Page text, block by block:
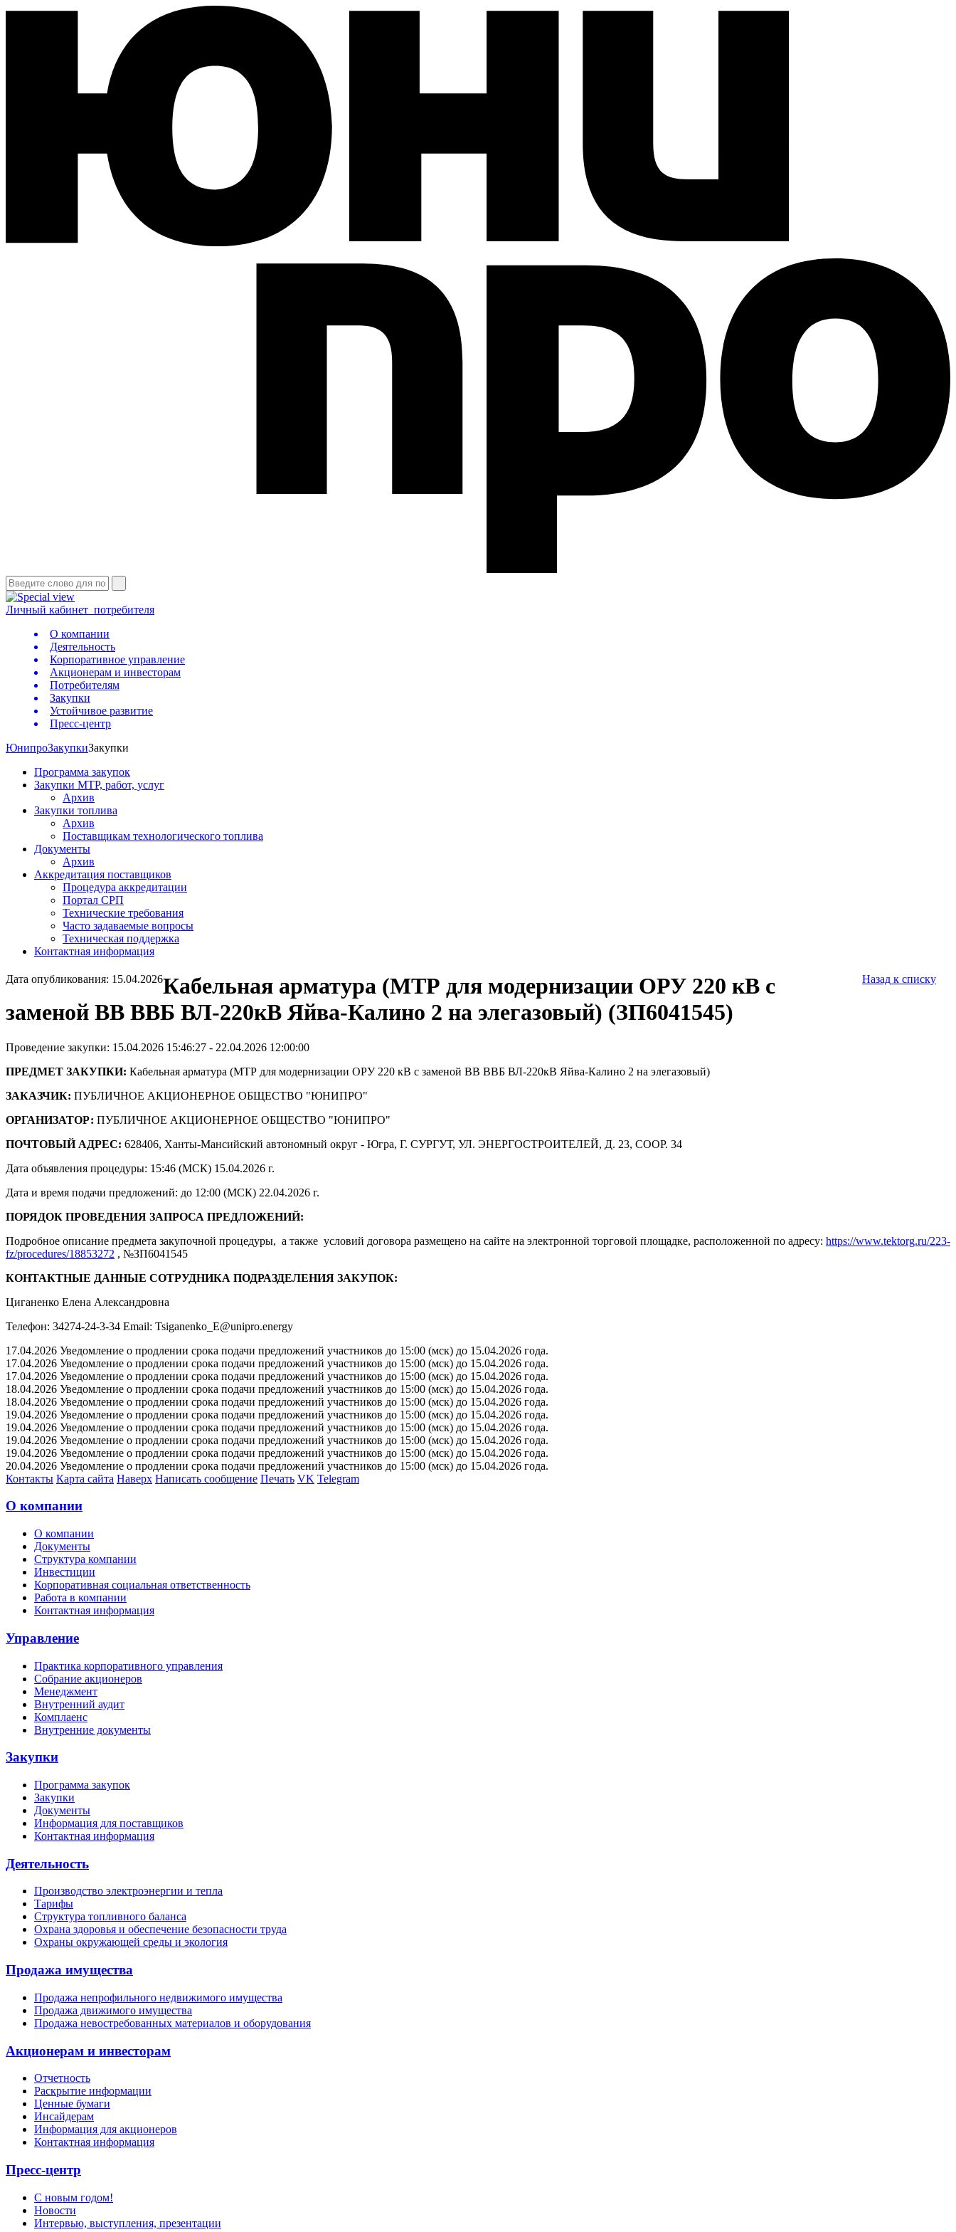
Личный кабинет потребителя
О компании
Деятельность
Корпоративное управление
Акционерам и инвесторам
Потребителям
Закупки
Устойчивое развитие
Пресс-центр
ЮнипроЗакупкиЗакупки
Программа закупок
Закупки МТР, работ, услуг
Архив
Закупки топлива
Архив
Поставщикам технологического топлива
Документы
Архив
Аккредитация поставщиков
Процедура аккредитации
Портал СРП
Технические требования
Часто задаваемые вопросы
Техническая поддержка
Контактная информация
Дата опубликования: 15.04.2026 Назад к списку
Кабельная арматура (МТР для модернизации ОРУ 220 кВ с
заменой ВВ ВВБ ВЛ-220кВ Яйва-Калино 2 на элегазовый) (ЗП6041545)
Проведение закупки: 15.04.2026 15:46:27 - 22.04.2026 12:00:00
ПРЕДМЕТ ЗАКУПКИ: Кабельная арматура (МТР для модернизации ОРУ 220 кВ с заменой ВВ ВВБ ВЛ-220кВ Яйва-Калино 2 на элегазовый)
ЗАКАЗЧИК: ПУБЛИЧНОЕ АКЦИОНЕРНОЕ ОБЩЕСТВО "ЮНИПРО"
ОРГАНИЗАТОР: ПУБЛИЧНОЕ АКЦИОНЕРНОЕ ОБЩЕСТВО "ЮНИПРО"
ПОЧТОВЫЙ АДРЕС: 628406, Ханты-Мансийский автономный округ - Югра, Г. СУРГУТ, УЛ. ЭНЕРГОСТРОИТЕЛЕЙ, Д. 23, СООР. 34
Дата объявления процедуры: 15:46 (МСК) 15.04.2026 г.
Дата и время подачи предложений: до 12:00 (МСК) 22.04.2026 г.
ПОРЯДОК ПРОВЕДЕНИЯ ЗАПРОСА ПРЕДЛОЖЕНИЙ:
Подробное описание предмета закупочной процедуры, а также условий договора размещено на сайте на электронной торговой площадке, расположенной по адресу: https://www.tektorg.ru/223-
fz/procedures/18853272 , №ЗП6041545
КОНТАКТНЫЕ ДАННЫЕ СОТРУДНИКА ПОДРАЗДЕЛЕНИЯ ЗАКУПОК:
Циганенко Елена Александровна
Телефон: 34274-24-3-34 Email: Tsiganenko_E@unipro.energy
17.04.2026 Уведомление о продлении срока подачи предложений участников до 15:00 (мск) до 15.04.2026 года.
17.04.2026 Уведомление о продлении срока подачи предложений участников до 15:00 (мск) до 15.04.2026 года.
17.04.2026 Уведомление о продлении срока подачи предложений участников до 15:00 (мск) до 15.04.2026 года.
18.04.2026 Уведомление о продлении срока подачи предложений участников до 15:00 (мск) до 15.04.2026 года.
18.04.2026 Уведомление о продлении срока подачи предложений участников до 15:00 (мск) до 15.04.2026 года.
19.04.2026 Уведомление о продлении срока подачи предложений участников до 15:00 (мск) до 15.04.2026 года.
19.04.2026 Уведомление о продлении срока подачи предложений участников до 15:00 (мск) до 15.04.2026 года.
19.04.2026 Уведомление о продлении срока подачи предложений участников до 15:00 (мск) до 15.04.2026 года.
19.04.2026 Уведомление о продлении срока подачи предложений участников до 15:00 (мск) до 15.04.2026 года.
20.04.2026 Уведомление о продлении срока подачи предложений участников до 15:00 (мск) до 15.04.2026 года.
Контакты Карта сайта Наверх Написать сообщение Печать VK Telegram
О компании
О компании
Документы
Структура компании
Инвестиции
Корпоративная социальная ответственность
Работа в компании
Контактная информация
Управление
Практика корпоративного управления
Собрание акционеров
Менеджмент
Внутренний аудит
Комплаенс
Внутренние документы
Закупки
Программа закупок
Закупки
Документы
Информация для поставщиков
Контактная информация
Деятельность
Производство электроэнергии и тепла
Тарифы
Структура топливного баланса
Охрана здоровья и обеспечение безопасности труда
Охраны окружающей среды и экология
Продажа имущества
Продажа непрофильного недвижимого имущества
Продажа движимого имущества
Продажа невостребованных материалов и оборудования
Акционерам и инвесторам
Отчетность
Раскрытие информации
Ценные бумаги
Инсайдерам
Информация для акционеров
Контактная информация
Пресс-центр
С новым годом!
Новости
Интервью, выступления, презентации